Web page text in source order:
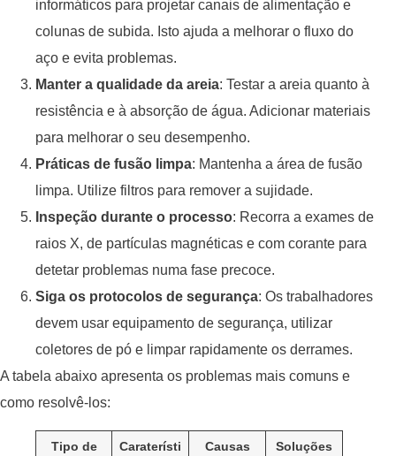
informáticos para projetar canais de alimentação e
colunas de subida. Isto ajuda a melhorar o fluxo do
aço e evita problemas.
Manter a qualidade da areia: Testar a areia quanto à
resistência e à absorção de água. Adicionar materiais
para melhorar o seu desempenho.
Práticas de fusão limpa: Mantenha a área de fusão
limpa. Utilize filtros para remover a sujidade.
Inspeção durante o processo: Recorra a exames de
raios X, de partículas magnéticas e com corante para
detetar problemas numa fase precoce.
Siga os protocolos de segurança: Os trabalhadores
devem usar equipamento de segurança, utilizar
coletores de pó e limpar rapidamente os derrames.
A tabela abaixo apresenta os problemas mais comuns e
como resolvê-los:
Tipo de
Caraterísti
Causas Soluções